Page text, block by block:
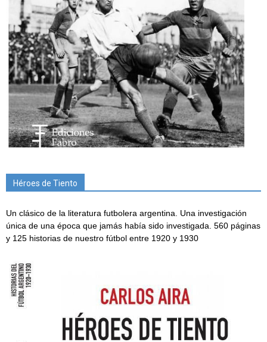
Héroes de Tiento
Un clásico de la literatura futbolera argentina. Una investigación
única de una época que jamás había sido investigada. 560 páginas
y 125 historias de nuestro fútbol entre 1920 y 1930